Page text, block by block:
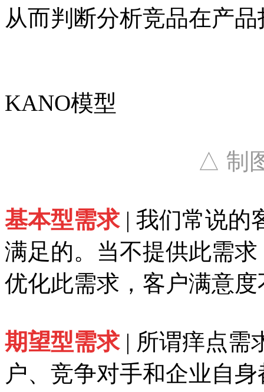
从而判断分析竞品在产
KANO模型
△ 制
基本型需求| 我们常说的
满足的。当不提供此需
优化此需求，客户满意
期望型需求| 所谓痒点需
户、竞争对手和企业自